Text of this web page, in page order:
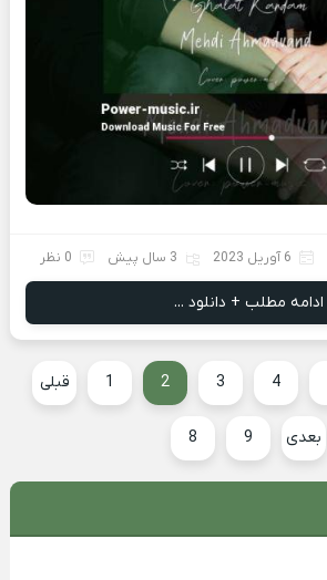
6 آوریل 2023 3 سال پیش 0 نظر
ادامه مطلب + دانلود ...
قبلی 1 2 3 4
8 9 بعدی